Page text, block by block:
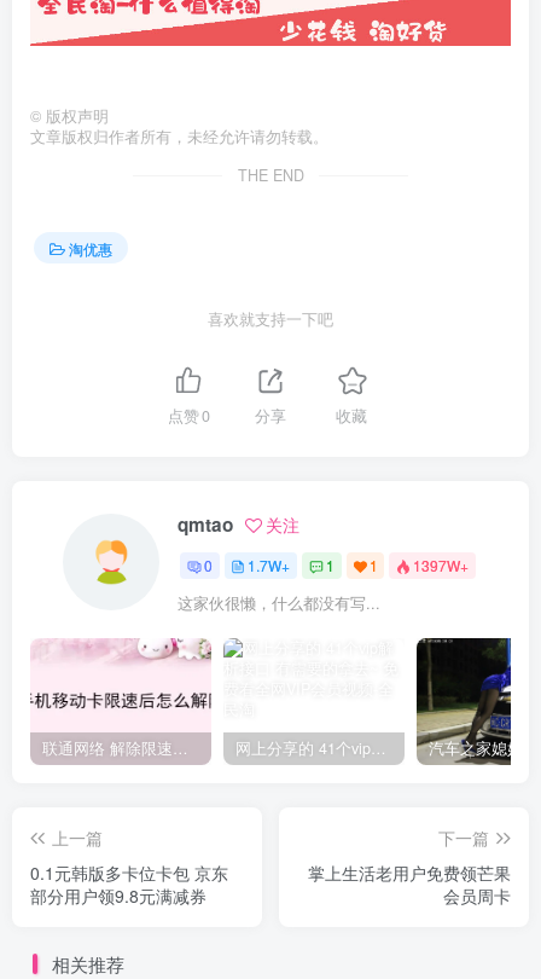
© 版权声明
文章版权归作者所有，未经允许请勿转载。
THE END
淘优惠
喜欢就支持一下吧
点赞0 分享 收藏
qmtao 关注
0 1.7W+ 1 1 1397W+
这家伙很懒，什么都没有写...
联通网络 解除限速方法参考！畅享、畅玩、老白干等及其它地区自测了 网上分享的 41个vip解析接口 有需要的拿去~ 免费看全网VIP会员视频
上一篇
0.1元韩版多卡位卡包 京东
部分用户领9.8元满减券
下一篇
掌上生活老用户免费领芒果
会员周卡
相关推荐